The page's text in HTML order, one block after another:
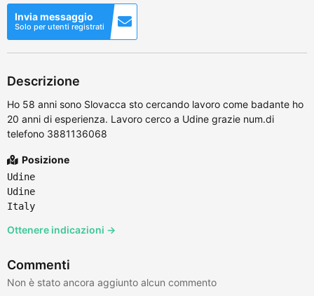
Invia messaggio
Solo per utenti registrati
Descrizione
Ho 58 anni sono Slovacca sto cercando lavoro come badante ho
20 anni di esperienza. Lavoro cerco a Udine grazie num.di
telefono 3881136068
Posizione
Udine
Udine
Italy
Ottenere indicazioni →
Commenti
Non è stato ancora aggiunto alcun commento